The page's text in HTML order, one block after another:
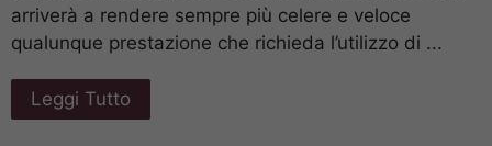
arriverà a rendere sempre più celere e veloce
qualunque prestazione che richieda l’utilizzo di ...
Leggi Tutto